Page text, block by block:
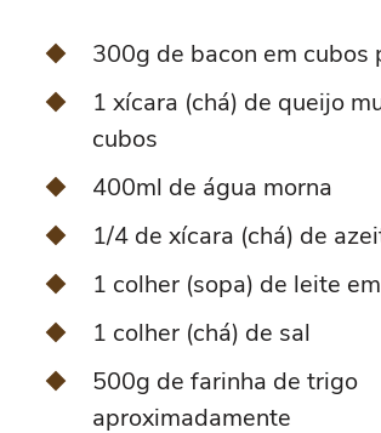
300g de bacon em cubos
1 xícara (chá) de queijo
cubos
400ml de água morna
1/4 de xícara (chá) de
1 colher (sopa) de leite
1 colher (chá) de sal
500g de farinha de trigo
aproximadamente